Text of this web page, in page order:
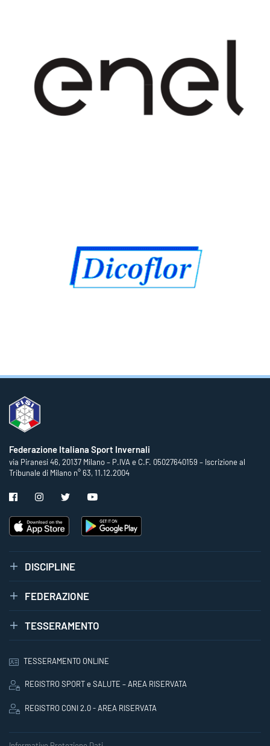
Federazione Italiana Sport Invernali
via Piranesi 46, 20137 Milano – P.IVA e C.F. 05027640159 – Iscrizione al
Tribunale di Milano n° 63, 11.12.2004
DISCIPLINE
FEDERAZIONE
TESSERAMENTO
TESSERAMENTO ONLINE
REGISTRO SPORT e SALUTE – AREA RISERVATA
REGISTRO CONI 2.0 - AREA RISERVATA